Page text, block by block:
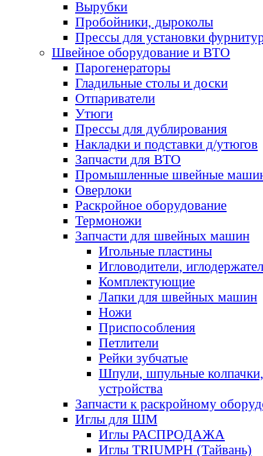
Вырубки
Пробойники, дыроколы
Прессы для установки
Швейное оборудование и ВТО
Парогенераторы
Гладильные столы и доски
Отпариватели
Утюги
Прессы для дублирования
Накладки и подставки д/утюгов
Запчасти для ВТО
Промышленные швейные
Оверлоки
Раскройное оборудование
Термоножи
Запчасти для швейных машин
Игольные пластины
Игловодители,
Комплектующие
Лапки для швейных машин
Ножи
Приспособления
Петлители
Рейки зубчатые
Шпули, шпульные
устройства
Запчасти к раскройному
Иглы для ШМ
Иглы РАСПРОДАЖА
Иглы TRIUMPH (Тайвань)